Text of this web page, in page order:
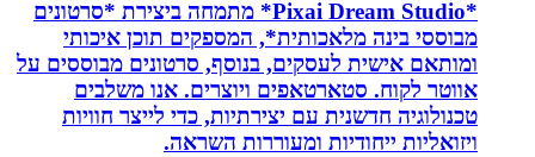
*Pixai Dream Studio* מתמחה ביצירת *סרטונים
מבוססי בינה מלאכותית*, המספקים תוכן איכותי
ומותאם אישית לעסקים, בנוסף, סרטונים מבוססים על
אווטר לקוח. סטארטאפים ויוצרים. אנו משלבים
טכנולוגיה חדשנית עם יצירתיות, כדי לייצר חוויות
ויזואליות ייחודיות ומעוררות השראה.